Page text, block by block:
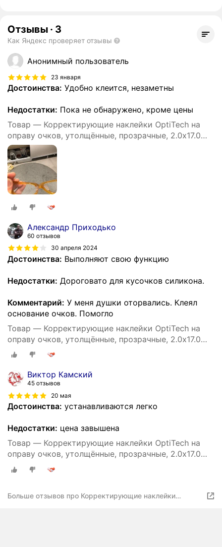
Отзывы · 3
Как Яндекс проверяет отзывы
Анонимный пользователь
23 января
Достоинства: Удобно клеится, незаметны
Недостатки: Пока не обнаружено, кроме цены
Товар — Корректирующие наклейки OptiTech на
оправу очков, утолщённые, прозрачные, 2.0х17.0
мм, подарочные, одна пара
Александр Приходько
60 отзывов
30 апреля 2024
Достоинства: Выполняют свою функцию
Недостатки: Дороговато для кусочков силикона.
Комментарий: У меня душки оторвались. Клеял
основание очков. Помогло
Товар — Корректирующие наклейки OptiTech на
оправу очков, утолщённые, прозрачные, 2.0х17.0
мм, подарочные, одна пара
Виктор Камский
45 отзывов
20 мая
Достоинства: устанавливаются легко
Недостатки: цена завышена
Товар — Корректирующие наклейки OptiTech на
оправу очков, утолщённые, прозрачные, 2.0х17.0
мм, подарочные, одна пара
Больше отзывов про Корректирующие наклейки